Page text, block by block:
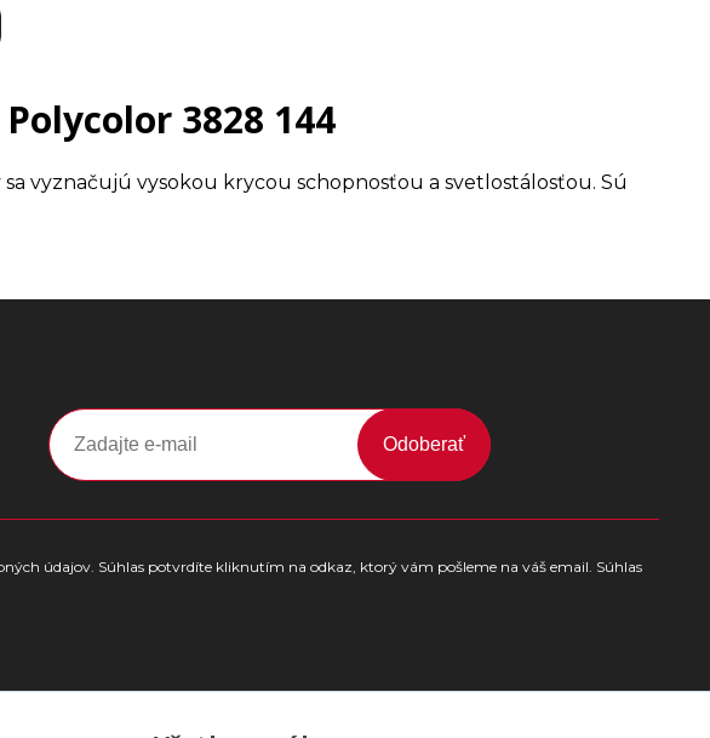
3828 144
vyznačujú vysokou krycou schopnosťou a svetlostálosťou. Sú
Odoberať
údajov. Súhlas potvrdíte kliknutím na odkaz, ktorý vám pošleme na váš email. Súhlas